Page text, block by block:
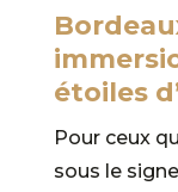
étoiles
Pour ceux
sous le